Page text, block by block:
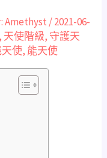
Amethyst /2021-06-
, 天使階級, 守護天
使, 能天使